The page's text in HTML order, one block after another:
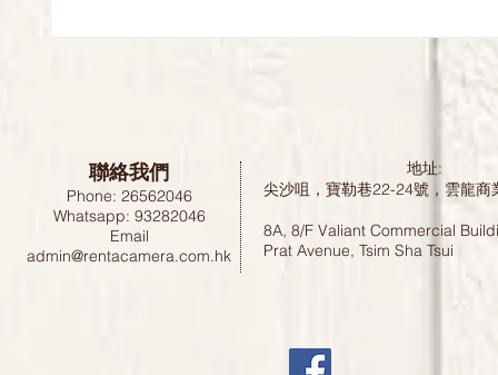
聯絡我們
Phone: 26562046
Whatsapp: 93282046
Email
admin@rentacamera.com.hk
地址:
尖沙咀，寶勒巷22-24號，雲龍
8A, 8/F Valiant Commercial
Prat Avenue, Tsim Sha Tsui